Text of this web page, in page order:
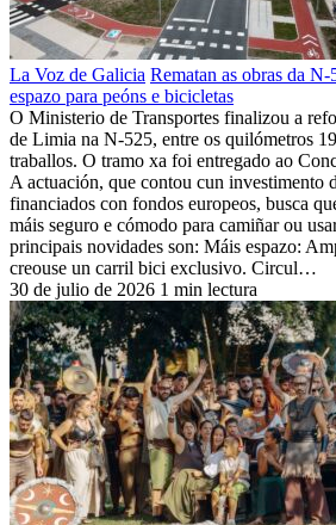
La Voz de Galicia Rematan as obras da
espazo para peóns e bicicletas
O Ministerio de Transportes finalizou a
de Limia na N-525, entre os quilómetros
traballos. O tramo xa foi entregado ao
A actuación, que contou cun investimento
financiados con fondos europeos, busca
máis seguro e cómodo para camiñar ou
principais novidades son: Máis espazo:
creouse un carril bici exclusivo. Circul…
30 de julio de 2026 1 min lectura